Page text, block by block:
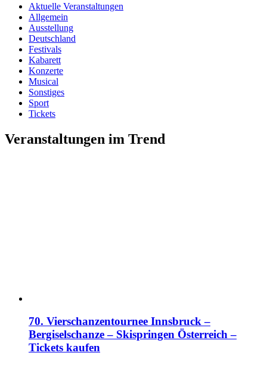
Aktuelle Veranstaltungen
Allgemein
Ausstellung
Deutschland
Festivals
Kabarett
Konzerte
Musical
Sonstiges
Sport
Tickets
Veranstaltungen im Trend
70. Vierschanzentournee Innsbruck –
Bergiselschanze – Skispringen Österreich –
Tickets kaufen